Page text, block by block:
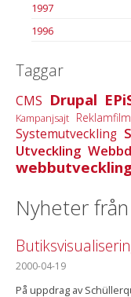
1997
1996
Taggar
CMS Drupal
Kampanjsajt Reklamfilm
Systemutveckling
Utveckling
webbutveckling
Nyheter
2000-04-19
På uppdrag av